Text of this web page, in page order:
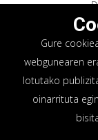
CP
Gure
webgunearen
lotutako
oinarrituta